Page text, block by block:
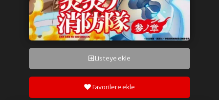
Listeye ekle
Favorilere ekle